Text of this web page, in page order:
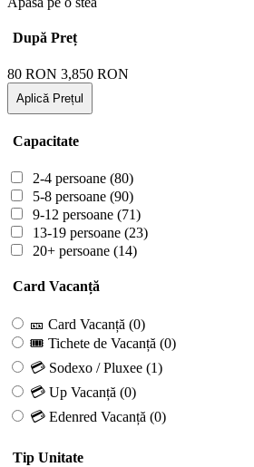
După Preț
80 RON 3,850 RON
Aplică Prețul
Capacitate
2-4 persoane (80)
5-8 persoane (90)
9-12 persoane (71)
13-19 persoane (23)
20+ persoane (14)
Card Vacanță
🎫 Card Vacanță (0)
🎟 Tichete de Vacanță (0)
💳 Sodexo / Pluxee (1)
💳 Up Vacanță (0)
💳 Edenred Vacanță (0)
Tip Unitate